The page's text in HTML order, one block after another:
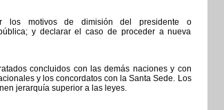
los motivos de dimisión del presidente o
y declarar el caso de proceder a nueva
concluidos con las demás naciones y con
y los concordatos con la Santa Sede. Los
jerarquía superior a las leyes.